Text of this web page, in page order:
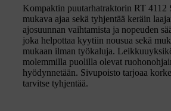
Kompaktin puutarhatraktorin RT 4112
mukava ajaa sekä tyhjentää keräin
ajosuunnan vaihtamista ja nopeuden
joka helpottaa kyytiin nousua sekä
mukaan ilman työkaluja.
molemmilla puolilla olevat
hyödynnetään. Sivupoisto tarjoaa
tarvitse tyhjentää.